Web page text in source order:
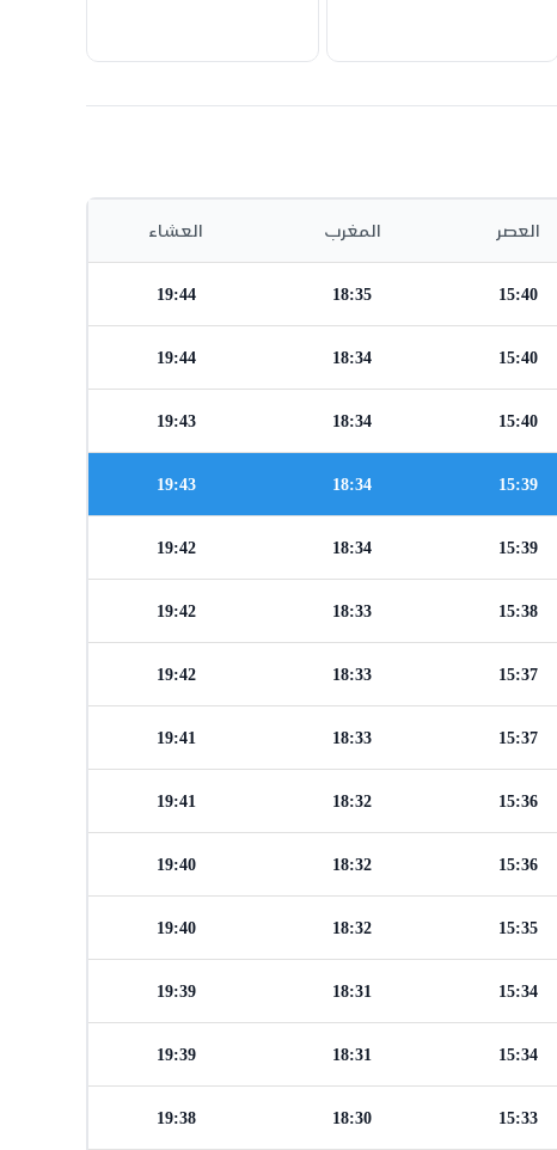
العصر المغرب العشاء
15:40
18:35
19:44
15:40
18:34
19:44
15:40
18:34
19:43
15:39
18:34
19:43
15:39
18:34
19:42
15:38
18:33
19:42
15:37
18:33
19:42
15:37
18:33
19:41
15:36
18:32
19:41
15:36
18:32
19:40
15:35
18:32
19:40
15:34
18:31
19:39
15:34
18:31
19:39
15:33
18:30
19:38